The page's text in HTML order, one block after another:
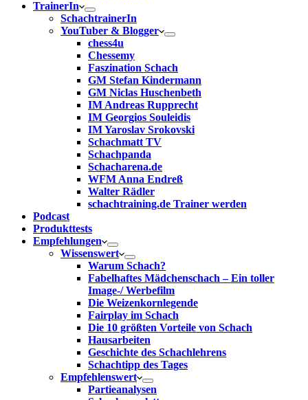
TrainerIn
SchachtrainerIn
YouTuber & Blogger
chess4u
Chessemy
Faszination Schach
GM Stefan Kindermann
GM Niclas Huschenbeth
IM Andreas Rupprecht
IM Georgios Souleidis
IM Yaroslav Srokovski
Schachmatt TV
Schachpanda
Schacharena.de
WFM Anna Endreß
Walter Rädler
schachtraining.de Trainer werden
Podcast
Produkttests
Empfehlungen
Wissenswert
Warum Schach?
Fabelhaftes Mädchenschach – Ein toller
Image-/ Werbefilm
Die Weizenkornlegende
Fairplay im Schach
Die 10 größten Vorteile von Schach‎
Hausarbeiten
Geschichte des Schachlehrens
Schachtipp des Tages
Empfehlenswert
Partieanalysen